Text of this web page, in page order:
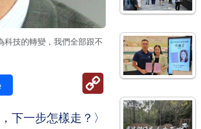
科技的轉變，我們全部跟不
Copy
下一步怎樣走？〉